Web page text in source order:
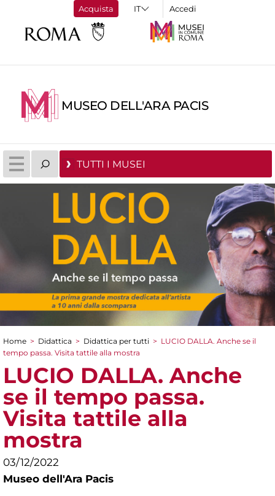
Acquista Accedi
MUSEO DELL'ARA PACIS
TUTTI I MUSEI
Tu sei qui
Home > Didattica > Didattica per tutti > LUCIO DALLA. Anche se il
tempo passa. Visita tattile alla mostra
LUCIO DALLA. Anche
se il tempo passa.
Visita tattile alla
mostra
03/12/2022
Museo dell'Ara Pacis